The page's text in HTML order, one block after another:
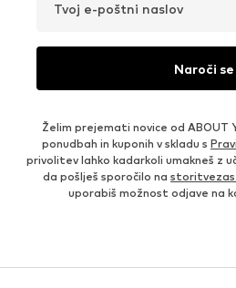
Tvoj e-poštni naslov
Naroči se
Želim prejemati novice od ABOUT
ponudbah in kuponih v skladu s
privolitev lahko kadarkoli umakneš z
da pošlješ sporočilo na
uporabiš možnost odjave na